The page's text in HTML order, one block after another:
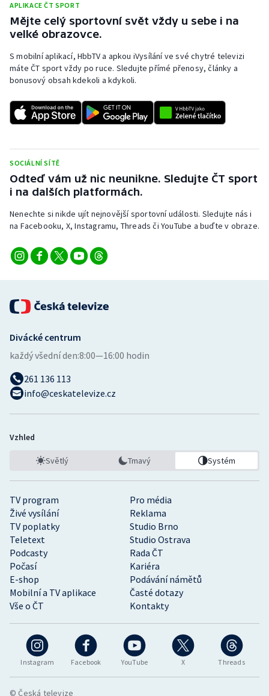
Ragby
Rychlobruslení
Rychlostní kanoistika
Short track
Stolní tenis
Triatlon
Veslování
Vodní slalom
Volejbal
Ostatní
APLIKACE ČT SPORT
Mějte celý sportovní svět vždy u sebe i na
velké obrazovce.
S mobilní aplikací, HbbTV a apkou iVysílání ve své chytré televizi
máte ČT sport vždy po ruce. Sledujte přímé přenosy, články a
bonusový obsah kdekoli a kdykoli.
SOCIÁLNÍ SÍTĚ
Odteď vám už nic neunikne. Sledujte ČT sport
i na dalších platformách.
Nenechte si nikde ujít nejnovější sportovní události. Sledujte nás i
na Facebooku, X, Instagramu, Threads či YouTube a buďte v obraze.
Instagram Facebook YouTube X Threads
TV program
Pro média
Živé vysílání
Reklama
TV poplatky
Studio Brno
Teletext
Studio Ostrava
Podcasty
Rada ČT
Počasí
Kariéra
E-shop
Podávání námětů
Mobilní a TV aplikace
Časté dotazy
Vše o ČT
Kontakty
Divácké centrum
každý všední den:8:00—16:00 hodin
261 136 113
info@ceskatelevize.cz
Vzhled
Světlý Tmavý Systém
© Česká televize